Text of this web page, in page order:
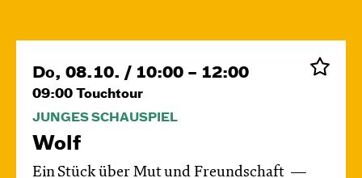
Do, 08.10. / 10:00 – 12:00
09:00 Touchtour
JUNGES SCHAUSPIEL
Wolf
Ein Stück über Mut und Freundschaft